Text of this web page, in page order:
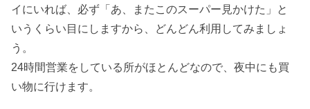
イにいれば、必ず「あ、またこのスーパー見かけた」と
いうくらい目にしますから、どんどん利用してみましょ
う。
24時間営業をしている所がほとんどなので、夜中にも買
い物に行けます。